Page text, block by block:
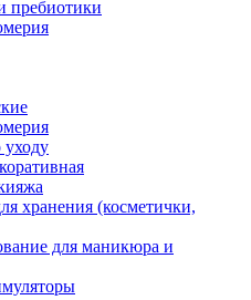
пребиотики
уходу
хранения (косметички,
для маникюра и